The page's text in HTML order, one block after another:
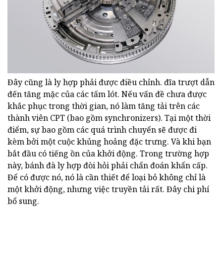
Đây cũng là ly hợp phải được điều chỉnh. đĩa trượt dẫn
đến tăng mặc của các tấm lót. Nếu vấn đề chưa được
khắc phục trong thời gian, nó làm tăng tải trên các
thành viên CPT (bao gồm synchronizers). Tại một thời
điểm, sự bao gồm các quá trình chuyển sẽ được đi
kèm bởi một cuộc khủng hoảng đặc trưng. Và khi bạn
bắt đầu có tiếng ồn của khởi động. Trong trường hợp
này, bánh đà ly hợp đòi hỏi phải chẩn đoán khẩn cấp.
Để có được nó, nó là cần thiết để loại bỏ không chỉ là
một khởi động, nhưng việc truyền tải rất. Đây chi phí
bổ sung.